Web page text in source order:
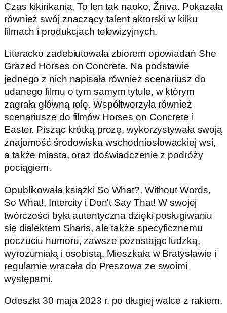
Czas kikiríkania, To len tak naoko, Žniva. Pokazała
również swój znaczący talent aktorski w kilku
filmach i produkcjach telewizyjnych.
Literacko zadebiutowała zbiorem opowiadań She
Grazed Horses on Concrete. Na podstawie
jednego z nich napisała również scenariusz do
udanego filmu o tym samym tytule, w którym
zagrała główną rolę. Współtworzyła również
scenariusze do filmów Horses on Concrete i
Easter. Pisząc krótką prozę, wykorzystywała swoją
znajomość środowiska wschodniosłowackiej wsi,
a także miasta, oraz doświadczenie z podróży
pociągiem.
Opublikowała książki So What?, Without Words,
So What!, Intercity i Don't Say That! W swojej
twórczości była autentyczna dzięki posługiwaniu
się dialektem Sharis, ale także specyficznemu
poczuciu humoru, zawsze pozostając ludzką,
wyrozumiałą i osobistą. Mieszkała w Bratysławie i
regularnie wracała do Preszowa ze swoimi
występami.
Odeszła 30 maja 2023 r. po długiej walce z rakiem.